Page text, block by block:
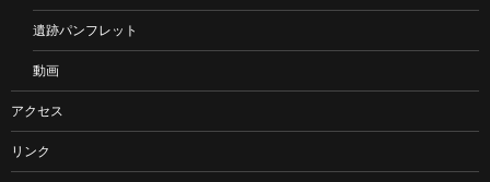
遺跡パンフレット
動画
アクセス
リンク